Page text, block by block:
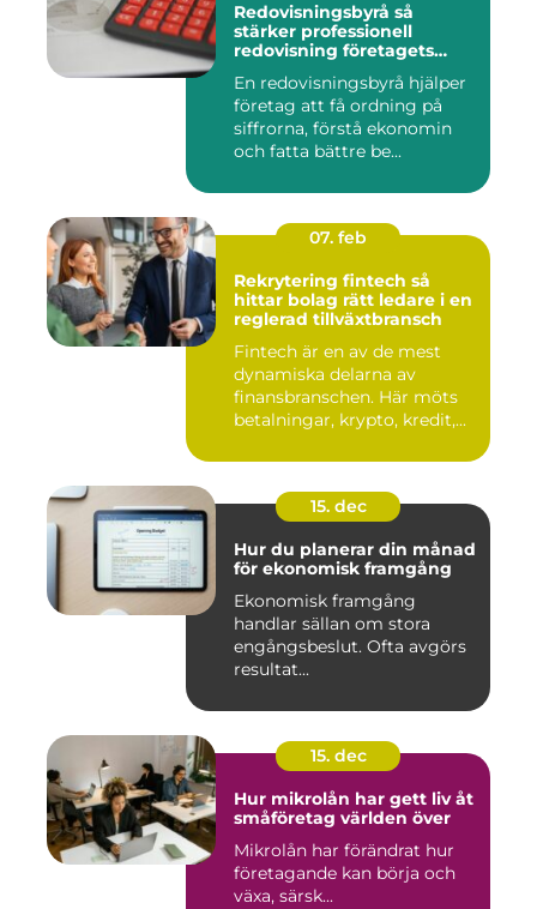
Redovisningsbyrå så
stärker professionell
redovisning företagets
En redovisningsbyrå hjälper
företag att få ordning på
siffrorna, förstå ekonomin
och fatta bättre be...
07. feb
Rekrytering fintech så
hittar bolag rätt ledare i en
reglerad tillväxtbransch
Fintech är en av de mest
dynamiska delarna av
finansbranschen. Här möts
betalningar, krypto, kredit,...
15. dec
Hur du planerar din månad
för ekonomisk framgång
Ekonomisk framgång
handlar sällan om stora
engångsbeslut. Ofta avgörs
resultat...
15. dec
Hur mikrolån har gett liv åt
småföretag världen över
Mikrolån har förändrat hur
företagande kan börja och
växa, särsk...